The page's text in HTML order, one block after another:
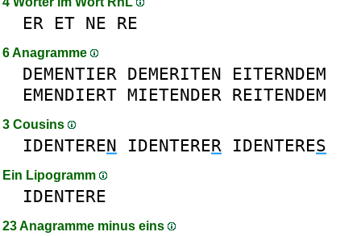
ER ET NE RE
6 Anagramme
DEMENTIER DEMERITEN
EITERNDEM
EMENDIERT MIETENDER REITENDEM
3 Cousins
IDENTEREN IDENTERER IDENTERES
Ein Lipogramm
IDENTERE
23 Anagramme minus eins